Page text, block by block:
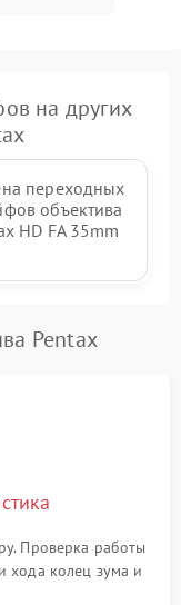
на других
переходных
объектива
HD FA 35mm
Pentax
Проверка работы
хода колец зума и
наличие царапин,